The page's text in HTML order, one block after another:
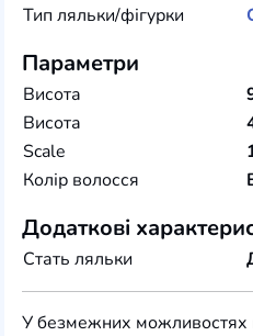
Тип ляльки/фігурки
Параметри
Висота
Висота
Scale
Колір волосся
Додаткові
Стать ляльки
У безмежних